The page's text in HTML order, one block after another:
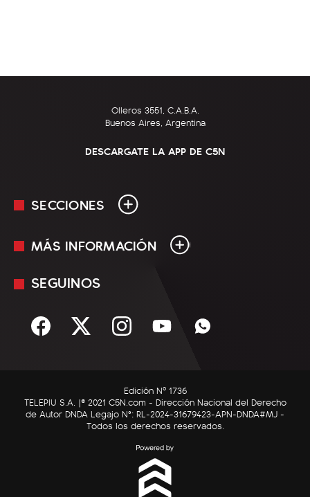
Olleros 3551, C.A.B.A.
Buenos Aires, Argentina
DESCARGATE LA APP DE C5N
SECCIONES
En Vivo
Sociedad
C5N Autos
RatingCero
MÁS INFORMACIÓN
Mediakit
Términos y condiciones
SEGUINOS
Edición Nº 1736
TELEPIU S.A. |© 2021 C5N.com - Dirección Nacional del Derecho
de Autor DNDA Legajo N°: RL-2024-31679423-APN-DNDA#MJ -
Todos los derechos reservados.